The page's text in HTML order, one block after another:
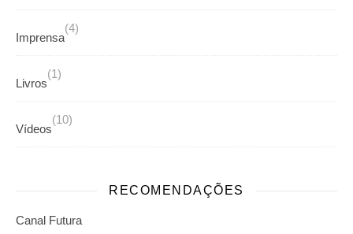
Imprensa
(4)
Livros
(1)
Vídeos
(10)
RECOMENDAÇÕES
Canal Futura